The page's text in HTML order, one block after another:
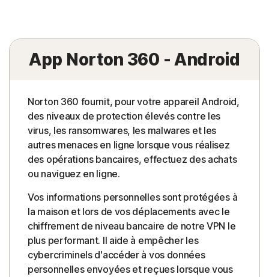
App Norton 360 - Android
Norton 360 fournit, pour votre appareil Android,
des niveaux de protection élevés contre les
virus, les ransomwares, les malwares et les
autres menaces en ligne lorsque vous réalisez
des opérations bancaires, effectuez des achats
ou naviguez en ligne.
Vos informations personnelles sont protégées à
la maison et lors de vos déplacements avec le
chiffrement de niveau bancaire de notre VPN le
plus performant. Il aide à empêcher les
cybercriminels d'accéder à vos données
personnelles envoyées et reçues lorsque vous